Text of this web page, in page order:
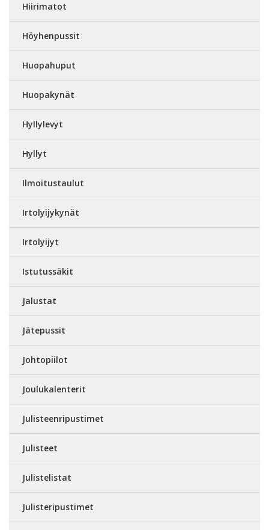
Hiirimatot
Höyhenpussit
Huopahuput
Huopakynät
Hyllylevyt
Hyllyt
Ilmoitustaulut
Irtolyijykynät
Irtolyijyt
Istutussäkit
Jalustat
Jätepussit
Johtopiilot
Joulukalenterit
Julisteenripustimet
Julisteet
Julistelistat
Julisteripustimet